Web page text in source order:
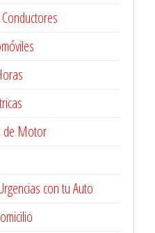
de Motor
con tu Auto